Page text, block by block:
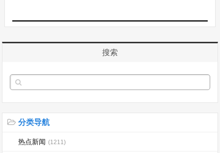
搜索
分类导航
热点新闻 (1211)